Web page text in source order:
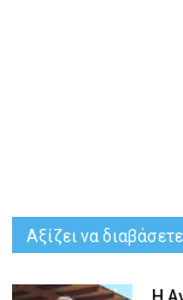
Αξίζει να διαβάσετε
Η